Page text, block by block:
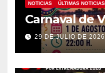
NOTICIAS ÚLTIMAS NOTICIAS
Carnaval de
29 DE JULIO DE 2026